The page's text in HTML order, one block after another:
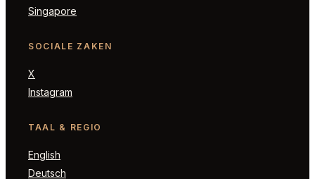
Singapore
SOCIALE ZAKEN
X
Instagram
TAAL & REGIO
English
Deutsch